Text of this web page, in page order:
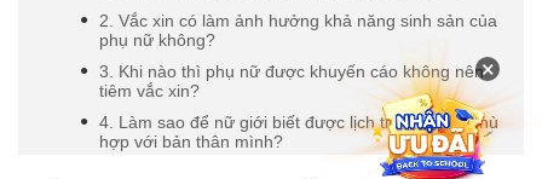
2. Vắc xin có làm ảnh hưởng khả năng sinh sản của
phụ nữ không?
3. Khi nào thì phụ nữ được khuyến cáo không nên
tiêm vắc xin?
4. Làm sao để nữ giới biết được lịch tiêm chủng phù
hợp với bản thân mình?
×